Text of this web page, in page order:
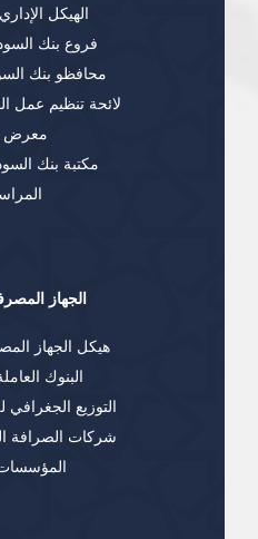
الهيكل
فروع بنك
محافظو بنك
لائحة تنظيم عمل
معرض
مكتبة بنك
الجهاز
هيكل الجهاز
البنوك
التوزيع
شركات الصرافة
المؤسسات